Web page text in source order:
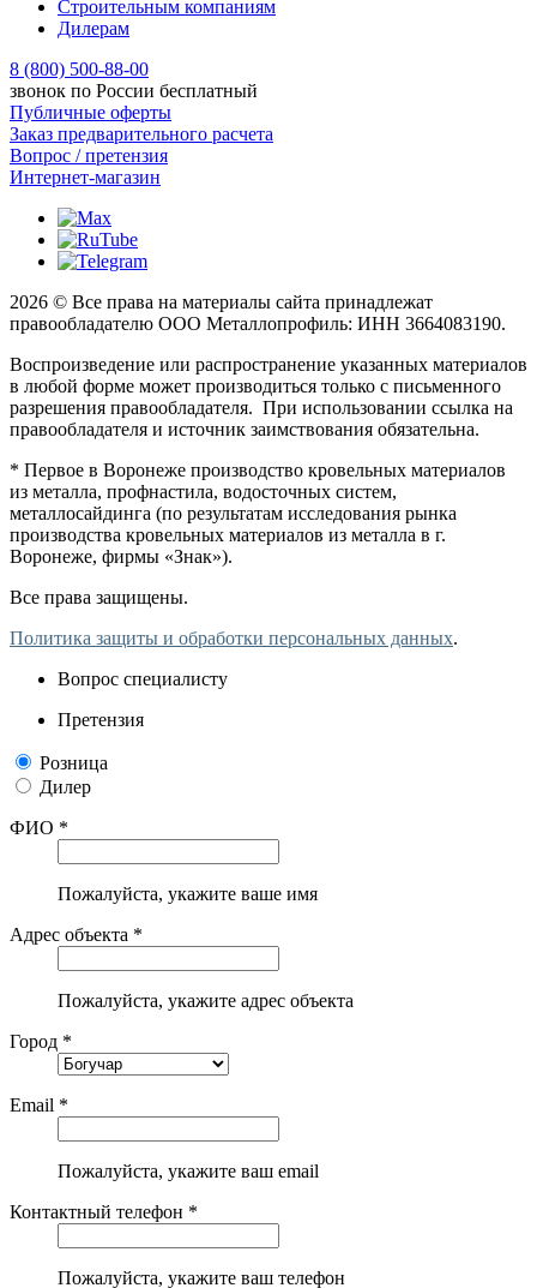
Строительным компаниям
Дилерам
8 (800) 500-88-00
звонок по России бесплатный
Публичные оферты
Заказ предварительного расчета
Вопрос / претензия
Интернет-магазин
2026 © Все права на материалы сайта принадлежат
правообладателю ООО Металлопрофиль: ИНН 3664083190.
Воспроизведение или распространение указанных материалов
в любой форме может производиться только с письменного
разрешения правообладателя. При использовании ссылка на
правообладателя и источник заимствования обязательна.
* Первое в Воронеже производство кровельных материалов
из металла, профнастила, водосточных систем,
металлосайдинга (по результатам исследования рынка
производства кровельных материалов из металла в г.
Воронеже, фирмы «Знак»).
Все права защищены.
Политика защиты и обработки персональных данных.
Вопрос специалисту
Претензия
Розница
Дилер
ФИО *
Пожалуйста, укажите ваше имя
Адрес объекта *
Пожалуйста, укажите адрес объекта
Город *
Email *
Пожалуйста, укажите ваш email
Контактный телефон *
Пожалуйста, укажите ваш телефон